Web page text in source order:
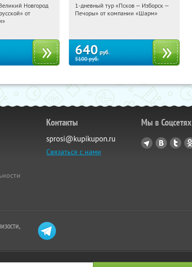
Купили:22
Новгород
от
02:14:35 Купили:12
1-дневный тур «Псков — Изборск —
Печоры» от компании «Шарм»
640 руб.
5100руб.
Контакты
sprosi@kupikupon.ru
Связаться с нами
Мы в Соцсетях